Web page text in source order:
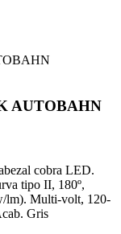
AUTOBAHN
cobra LED.
tipo II, 180º,
lm). Multi-volt, 120-
Gris